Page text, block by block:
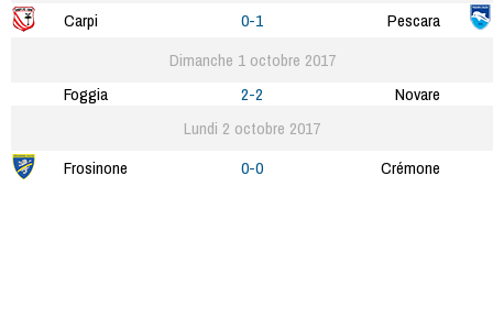
Carpi
0-1
Pescara
Dimanche 1 octobre 2017
Foggia
2-2
Novare
Lundi 2 octobre 2017
Frosinone
0-0 Crémone